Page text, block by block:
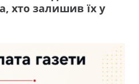
хто залишив їх у